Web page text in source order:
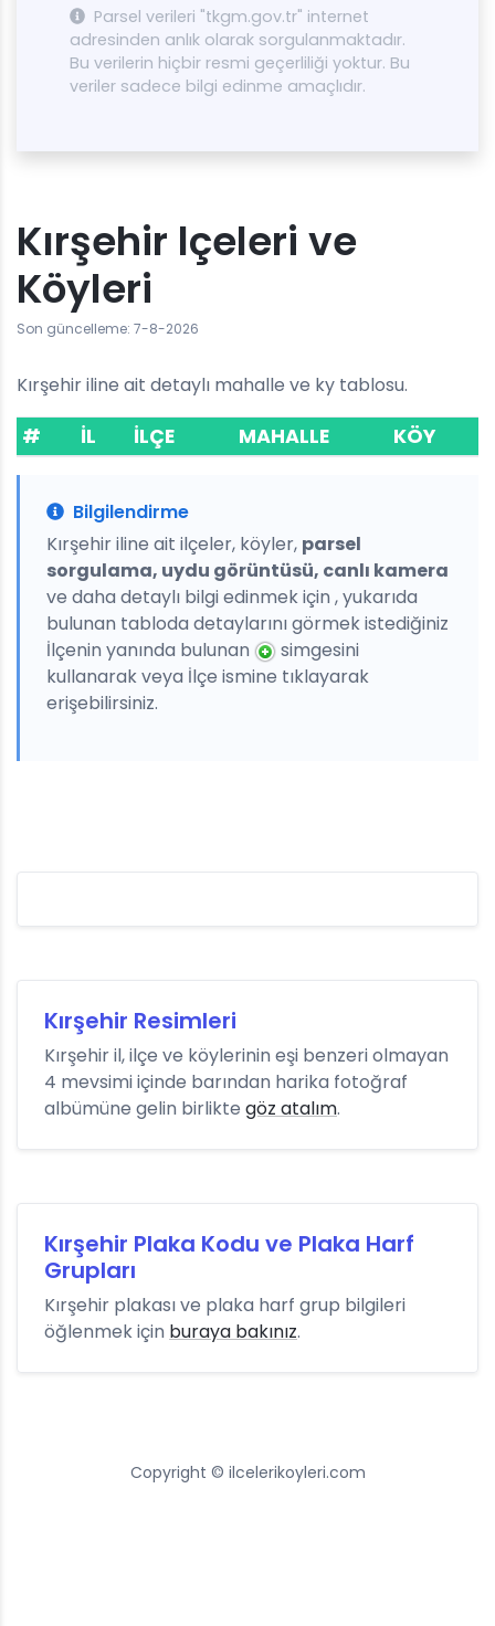
Parsel verileri "tkgm.gov.tr" internet
adresinden anlık olarak sorgulanmaktadır.
Bu verilerin hiçbir resmi geçerliliği yoktur. Bu
veriler sadece bilgi edinme amaçlıdır.
Kırşehir lçeleri ve
Köyleri
Son güncelleme: 7-8-2026
Kırşehir iline ait detaylı mahalle ve ky tablosu.
# İL İLÇE MAHALLE KÖY
Bilgilendirme
Kırşehir iline ait ilçeler, köyler, parsel
sorgulama, uydu görüntüsü, canlı kamera
ve daha detaylı bilgi edinmek için , yukarıda
bulunan tabloda detaylarını görmek istediğiniz
İlçenin yanında bulunan
simgesini
kullanarak veya İlçe ismine tıklayarak
erişebilirsiniz.
Kırşehir Resimleri
Kırşehir il, ilçe ve köylerinin eşi benzeri olmayan
4 mevsimi içinde barından harika fotoğraf
albümüne gelin birlikte göz atalım.
Kırşehir Plaka Kodu ve Plaka Harf
Grupları
Kırşehir plakası ve plaka harf grup bilgileri
öğlenmek için buraya bakınız.
Copyright © ilcelerikoyleri.com